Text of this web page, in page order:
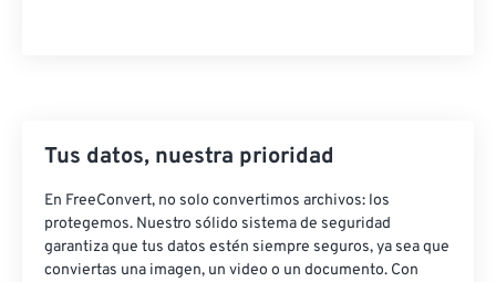
Tus datos, nuestra prioridad
En FreeConvert, no solo convertimos archivos: los
protegemos. Nuestro sólido sistema de seguridad
garantiza que tus datos estén siempre seguros, ya sea que
conviertas una imagen, un video o un documento. Con